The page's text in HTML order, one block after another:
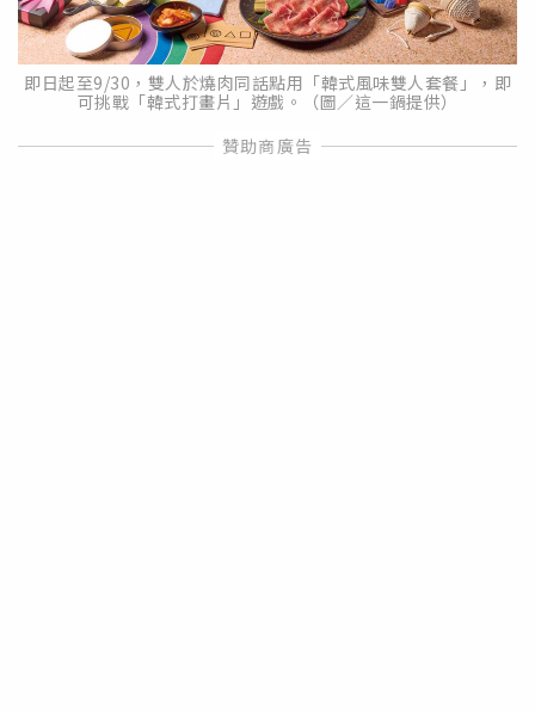
即日起至9/30，雙人於燒肉同話點用「韓式風味雙人套餐」，即
可挑戰「韓式打畫片」遊戲。（圖／這一鍋提供）